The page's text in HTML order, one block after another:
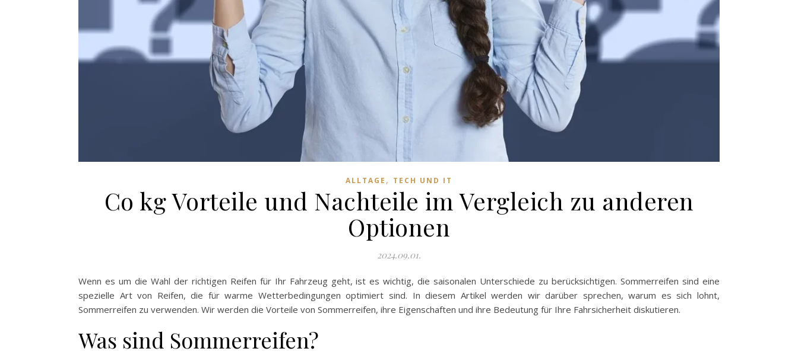
ALLTAGE , TECH UND IT
Co kg Vorteile und Nachteile im Vergleich zu anderen
Optionen
2024.09.01.
Wenn es um die Wahl der richtigen Reifen für Ihr Fahrzeug geht, ist es wichtig, die saisonalen Unterschiede zu berücksichtigen. Sommerreifen sind eine
spezielle Art von Reifen, die für warme Wetterbedingungen optimiert sind. In diesem Artikel werden wir darüber sprechen, warum es sich lohnt,
Sommerreifen zu verwenden. Wir werden die Vorteile von Sommerreifen, ihre Eigenschaften und ihre Bedeutung für Ihre Fahrsicherheit diskutieren.
Was sind Sommerreifen?